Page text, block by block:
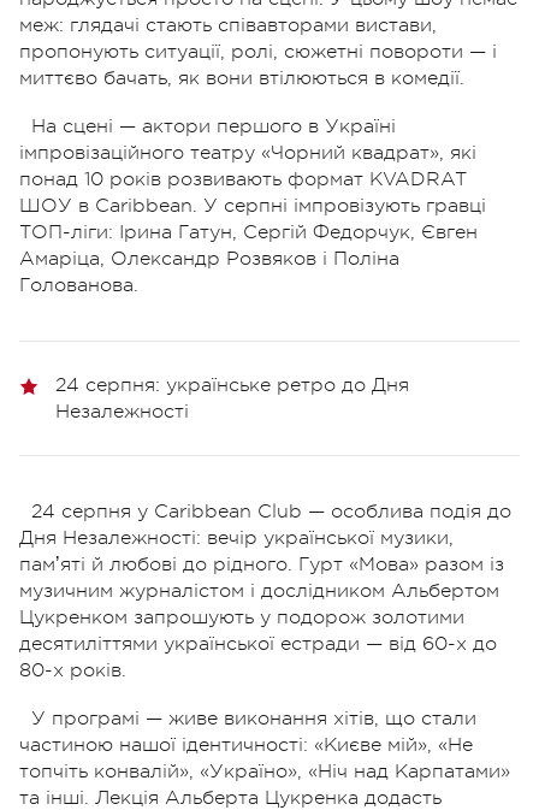
меж: глядачі стають співавторами вистави,
пропонують ситуації, ролі, сюжетні повороти — і
миттєво бачать, як вони втілюються в комедії.
На сцені — актори першого в Україні
імпровізаційного театру «Чорний квадрат», які
понад 10 років розвивають формат KVADRAT
ШОУ в Caribbean. У серпні імпровізують гравці
ТОП-ліги: Ірина Гатун, Сергій Федорчук, Євген
Амаріца, Олександр Розвяков і Поліна
Голованова.
24 серпня: українське ретро до Дня
Незалежності
24 серпня у Caribbean Club — особлива подія до
Дня Незалежності: вечір української музики,
памʼяті й любові до рідного. Гурт «Мова» разом із
музичним журналістом і дослідником Альбертом
Цукренком запрошують у подорож золотими
десятиліттями української естради — від 60-х до
80-х років.
У програмі — живе виконання хітів, що стали
частиною нашої ідентичності: «Києве мій», «Не
топчіть конвалій», «Україно», «Ніч над Карпатами»
та інші. Лекція Альберта Цукренка додасть